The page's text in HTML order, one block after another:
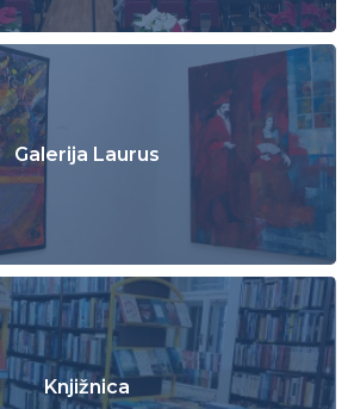
Galerija Laurus
Knjižnica